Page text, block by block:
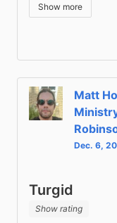
Show more
Matt
Dec. 6,
Turgid
Show rating